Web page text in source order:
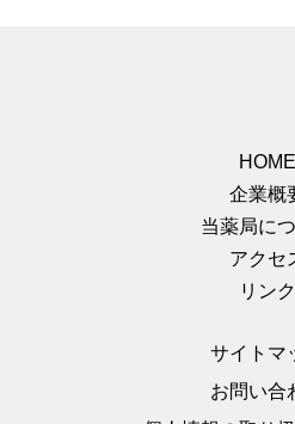
HOME
企業概
当薬局に
アクセ
リンク
サイトマ
お問い合